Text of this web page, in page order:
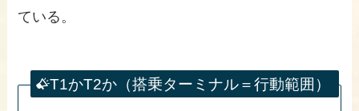
ている。
T1かT2か（搭乗ターミナル＝行動範囲）